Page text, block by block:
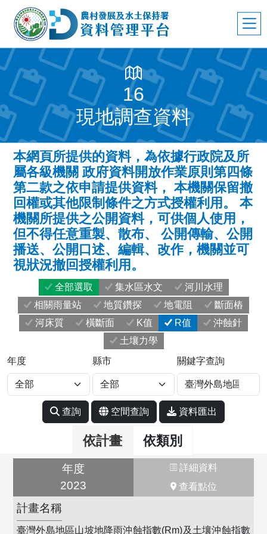
16
現地調查資料
本網頁所提供的資料，為依據行政院及所
屬各級機關 政府資料開放作業原則第四條
第二款之依申請提供資料， 本機關保留撤
回權或其他限制條件之方式授權利用。 本
機關所提供之公開資料，可供個人使用，
但不得任意重製、散布、 公開傳輸、公開
播送、公開口述、編輯、改作，機關並可
視狀況撤回授權利用。
全部選取 集水區水文
河川水理
相關雨量站
地質鑽探 地電阻
斷面樁
河床質
橫斷面 K值 R值
沖蝕針
土壤力學
年度
縣市 關鍵字查詢
查詢 空間查詢 資料匯出
依計畫 依類別
年度
2023
計畫名稱
臺灣外島地區山坡地降雨沖蝕指數(Rm)及土壤沖蝕指數
詳細資料
查看點位